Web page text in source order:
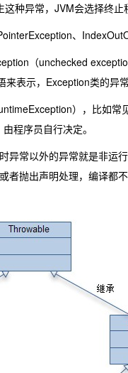
异常，JVM会选择终止
、
（unchecked
表示，Exception类的异
），比如常
程序员自行决定。
常以外的异常就是非运
抛出声明处理，编译都不